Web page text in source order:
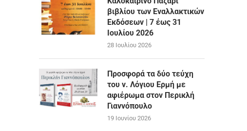
βιβλίου των Εναλλακτικών
Εκδόσεων | 7 έως 31
Ιουλίου 2026
28 Ιουλίου 2026
Προσφορά τα δύο τεύχη
του ν. Λόγιου Ερμή με
αφιέρωμα στον Περικλή
Γιαννόπουλο
19 Ιουνίου 2026